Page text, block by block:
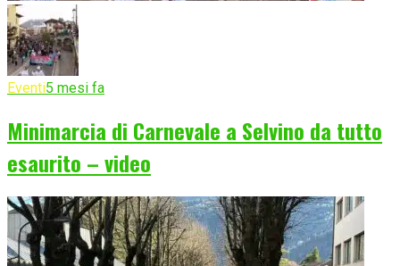
Eventi5 mesi fa
Minimarcia di Carnevale a Selvino da tutto
esaurito – video